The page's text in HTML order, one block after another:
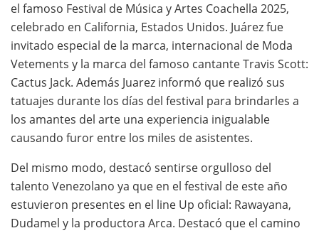
el famoso Festival de Música y Artes Coachella 2025,
celebrado en California, Estados Unidos. Juárez fue
invitado especial de la marca, internacional de Moda
Vetements y la marca del famoso cantante Travis Scott:
Cactus Jack. Además Juarez informó que realizó sus
tatuajes durante los días del festival para brindarles a
los amantes del arte una experiencia inigualable
causando furor entre los miles de asistentes.
Del mismo modo, destacó sentirse orgulloso del
talento Venezolano ya que en el festival de este año
estuvieron presentes en el line Up oficial: Rawayana,
Dudamel y la productora Arca. Destacó que el camino